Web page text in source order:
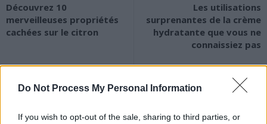
Do Not Process My Personal Information
If you wish to opt-out of the sale, sharing to third parties, or
Découvrez 10
merveilleuses propriétés
cachées sur le citron
Les utilisations
surprenantes de la crème
hydratante que vous ne
connaissiez pas